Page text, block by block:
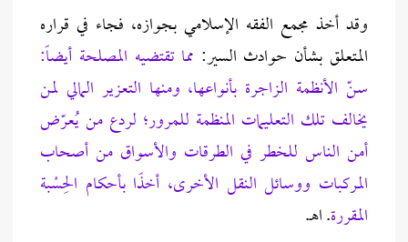
وقد أخذ مجمع الفقه الإسلامي بجوازه، فجاء في قراره
المتعلق بشأن حوادث السير: مما تقتضيه المصلحة أيضاً:
سنّ الأنظمة الزاجرة بأنواعها، ومنها التعزير المالي لمن
يخالف تلك التعليمات المنظمة للمرور؛ لردع من يُعرّض
أمن الناس للخطر في الطرقات والأسواق من أصحاب
المركبات ووسائل النقل الأخرى، أخذًا بأحكام الحِسْبة
المقررة. اهـ.